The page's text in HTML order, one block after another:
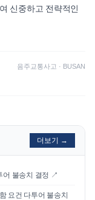
신중하고 전략적인
음주교통사고 · BUSAN
더보기 →
어 불송치 결정 ↗
요건 다투어 불송치